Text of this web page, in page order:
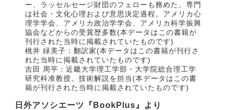
ー、ラッセルセージ財団のフェローも務めた。専門
は社会・文化心理および意思決定過程。アメリカ心
理学学会、アメリカ政治学学会、アメリカ科学振興
協会などからの受賞歴多数(本データはこの書籍が
刊行された当時に掲載されていたものです)
桃井 緑美子：翻訳家(本データはこの書籍が刊行さ
れた当時に掲載されていたものです)
吉田 周平：近畿大学理工学部・大学院総合理工学
研究科准教授。技術解説を担当(本データはこの書
籍が刊行された当時に掲載されていたものです)
日外アソシエーツ『BookPlus』より